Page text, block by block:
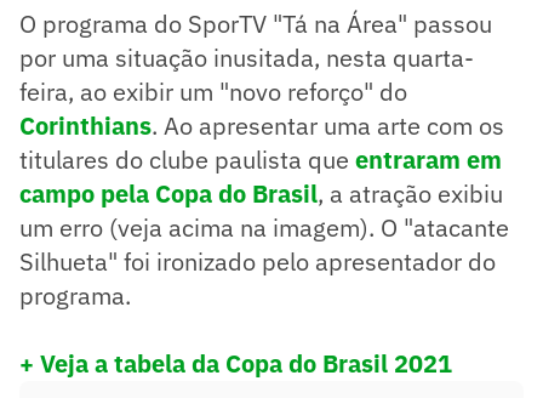
O programa do SporTV "Tá na Área" passou
por uma situação inusitada, nesta quarta-
feira, ao exibir um "novo reforço" do
Corinthians. Ao apresentar uma arte com os
titulares do clube paulista que entraram em
campo pela Copa do Brasil, a atração exibiu
um erro (veja acima na imagem). O "atacante
Silhueta" foi ironizado pelo apresentador do
programa.
+ Veja a tabela da Copa do Brasil 2021